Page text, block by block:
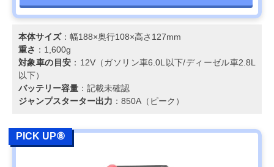
本体サイズ：幅188×奥行108×高さ127mm
重さ ：1,600g
対象車の目安 ：12V（ガソリン車6.0L以下/ディーゼル車2.8L
以下）
バッテリー容量 ：記載未確認
ジャンプスターター出力 ：850A（ピーク）
PICK UP⑧